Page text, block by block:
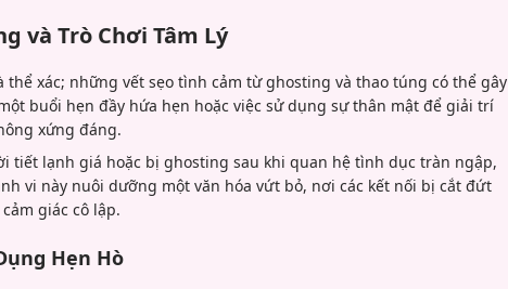
và Trò Chơi Tâm Lý
xác; những vết sẹo tình cảm từ ghosting và thao túng có thể gây
buổi hẹn đầy hứa hẹn hoặc việc sử dụng sự thân mật để giải trí
xứng đáng.
tiết lạnh giá hoặc bị ghosting sau khi quan hệ tình dục tràn ngập,
vi này nuôi dưỡng một văn hóa vứt bỏ, nơi các kết nối bị cắt đứt
giác cô lập.
Hẹn Hò